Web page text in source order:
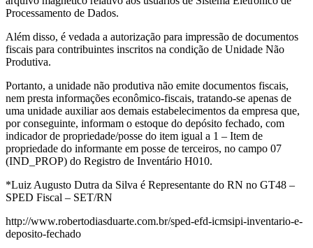
Processamento de Dados.
Além disso, é vedada a autorização para impressão de documentos
fiscais para contribuintes inscritos na condição de Unidade Não
Produtiva.
Portanto, a unidade não produtiva não emite documentos fiscais,
nem presta informações econômico-fiscais, tratando-se apenas de
uma unidade auxiliar aos demais estabelecimentos da empresa que,
por conseguinte, informam o estoque do depósito fechado, com
indicador de propriedade/posse do item igual a 1 – Item de
propriedade do informante em posse de terceiros, no campo 07
(IND_PROP) do Registro de Inventário H010.
*Luiz Augusto Dutra da Silva é Representante do RN no GT48 –
SPED Fiscal – SET/RN
http://www.robertodiasduarte.com.br/sped-efd-icmsipi-inventario-e-
deposito-fechado